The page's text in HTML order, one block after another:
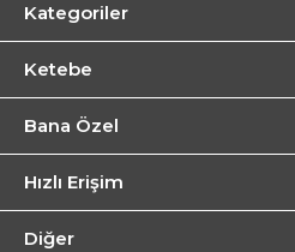
Kategoriler
Ketebe
Bana Özel
Hızlı Erişim
Diğer